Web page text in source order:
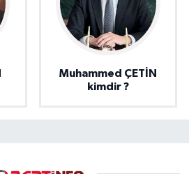
Muhammed ÇETİN
kimdir ?